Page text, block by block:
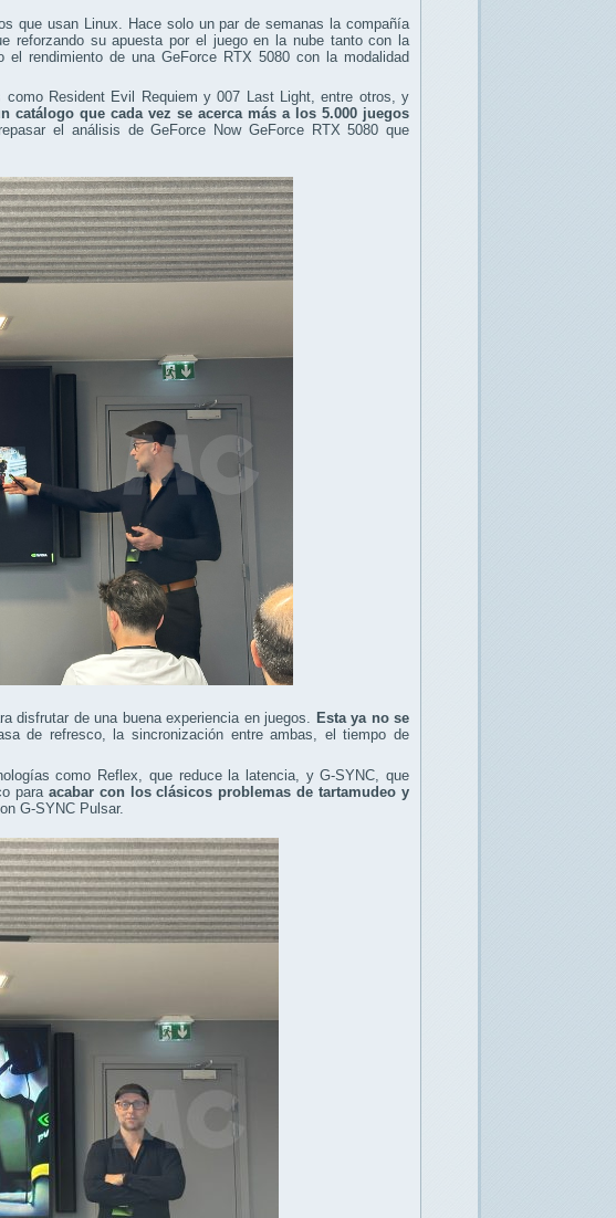
que usan Linux. Hace solo un par de semanas la compañía
reforzando su apuesta por el juego en la nube tanto con la
rendimiento de una GeForce RTX 5080 con la modalidad
Resident Evil Requiem y 007 Last Light, entre otros, y
catálogo que cada vez se acerca más a los 5.000 juegos
el análisis de GeForce Now GeForce RTX 5080 que
disfrutar de una buena experiencia en juegos. Esta ya no se
de refresco, la sincronización entre ambas, el tiempo de
como Reflex, que reduce la latencia, y G-SYNC, que
para acabar con los clásicos problemas de tartamudeo y
G-SYNC Pulsar.